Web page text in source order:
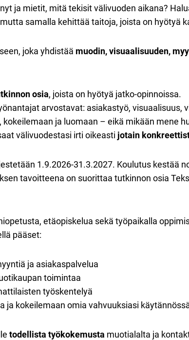
ja mietit, mitä tekisit välivuoden aikana?
samalla kehittää taitoja, joista on hyötyä
joka yhdistää muodin, visuaalisuuden,
osia, joista on hyötyä jatko-opinnoissa.
arvostavat: asiakastyö, visuaalisuus,
kokeilemaan ja luomaan – eikä mikään mene
välivuodestasi irti oikeasti jotain
1.9.2026-31.3.2027. Koulutus kestää
tavoitteena on suorittaa tutkinnon osia
etäopiskelua sekä työpaikalla
pääset:
ja asiakaspalvelua
toimintaa
työskentelyä
ja kokeilemaan omia vahvuuksiasi
todellista työkokemusta muotialalta ja